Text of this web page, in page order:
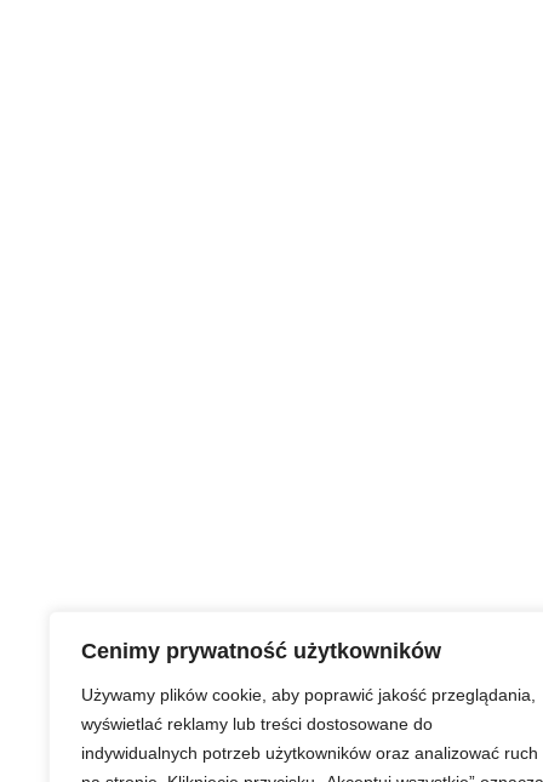
Cenimy prywatność użytkowników
Używamy plików cookie, aby poprawić jakość przeglądania,
wyświetlać reklamy lub treści dostosowane do
indywidualnych potrzeb użytkowników oraz analizować ruch